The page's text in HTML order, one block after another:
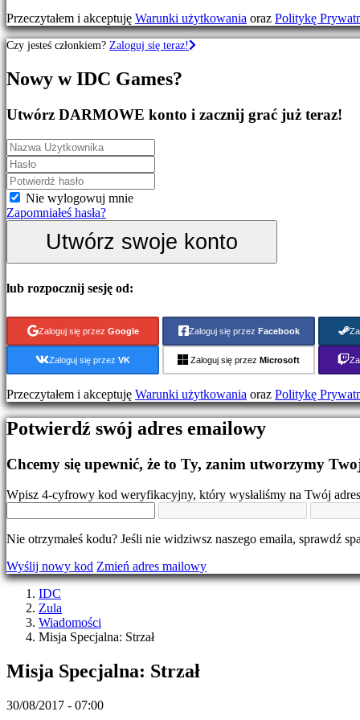
Gry
RPG
Gry
Gry
Gry
Gry
rekreacyjne
indie
Gry
symulacyjne
logiczne
Rozgrywka
Wydarzenia
grze
Wiadomości
Media
IDC
IDC
FAQ
Konto
Zarejestruj
się
się
Zapomniałeś
Przeczytałem i akceptuję Warunki użytkowania oraz Politykę
Czy jesteś członkiem? Zaloguj się teraz!
Nowy w IDC Games?
Utwórz DARMOWE konto i zacznij grać już teraz!
Nie wylogowuj mnie
Zapomniałeś hasła?
Utwórz swoje konto
lub rozpocznij sesję od:
Zaloguj się przez Google Zaloguj się przez Facebook
Zaloguj się przez VK Zaloguj się przez Microsoft
Przeczytałem i akceptuję Warunki użytkowania oraz Politykę
Potwierdź swój adres emailowy
Chcemy się upewnić, że to Ty, zanim utworzymy
Wpisz 4-cyfrowy kod weryfikacyjny, który wysłaliśmy na Twój
Nie otrzymałeś kodu? Jeśli nie widziwsz naszego emaila, sprawdź
Wyślij nowy kod Zmień adres mailowy
IDC
Zula
Wiadomości
Misja Specjalna: Strzał
Misja Specjalna: Strzał
30/08/2017 - 07:00